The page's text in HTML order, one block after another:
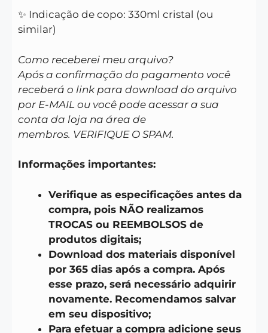
✨ Indicação de copo: 330ml cristal (ou
similar)
Como receberei meu arquivo?
Após a confirmação do pagamento você
receberá o link para download do arquivo
por E-MAIL ou você pode acessar a sua
conta da loja na área de
membros. VERIFIQUE O SPAM.
Informações importantes:
Verifique as especificações antes da
compra, pois NÃO realizamos
TROCAS ou REEMBOLSOS de
produtos digitais;
Download dos materiais disponível
por 365 dias após a compra. Após
esse prazo, será necessário adquirir
novamente. Recomendamos salvar
em seu dispositivo;
Para efetuar a compra adicione seus